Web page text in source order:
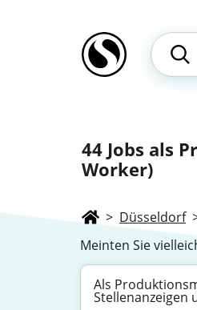
44 Jobs als
Worker)
> Düsseldorf
Meinten Sie
Als
Stellenanzeigen